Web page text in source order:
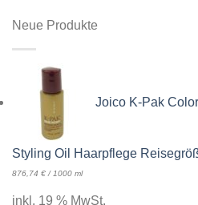
Neue Produkte
Joico K-Pak
Styling Oil Haarpflege
876,74 € / 1000 ml
inkl. 19 % MwSt.